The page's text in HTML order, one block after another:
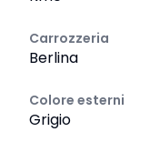
Carrozzeria
Berlina
Colore esterni
Grigio